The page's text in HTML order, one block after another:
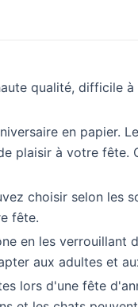
qualité, difficile à
en papier.
plaisir à votre fête.
choisir selon les
fête.
en les verrouillant
aux adultes et
lors d'une fête